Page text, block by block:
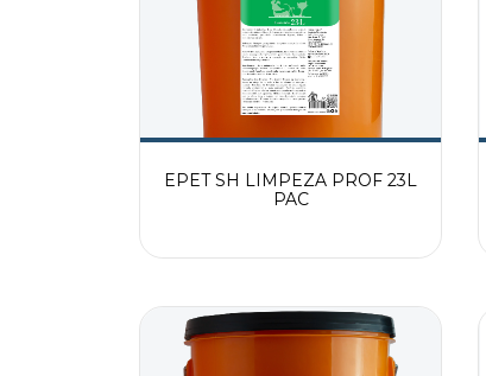
EPET SH LIMPEZA PROF 23L
PAC